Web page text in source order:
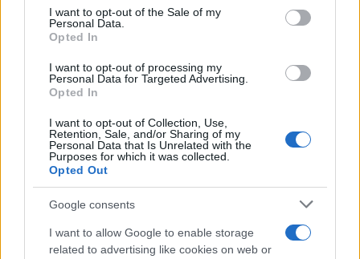
services and may gather and store information including but
not limited to your visit or usage behaviour. You may click to
grant or deny consent to Google and its third-party tags to
consent section.
I want to opt-out of the Sale of my
Personal Data.
Opted In
I want to opt-out of processing my
Personal Data for Targeted Advertising.
Opted In
I want to opt-out of Collection, Use,
Retention, Sale, and/or Sharing of my
Personal Data that Is Unrelated with the
Purposes for which it was collected.
Opted Out
Google consents
I want to allow Google to enable storage
related to advertising like cookies on web or